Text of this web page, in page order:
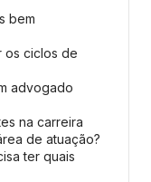
bem
os ciclos de
advogado
na carreira
de atuação?
ter quais